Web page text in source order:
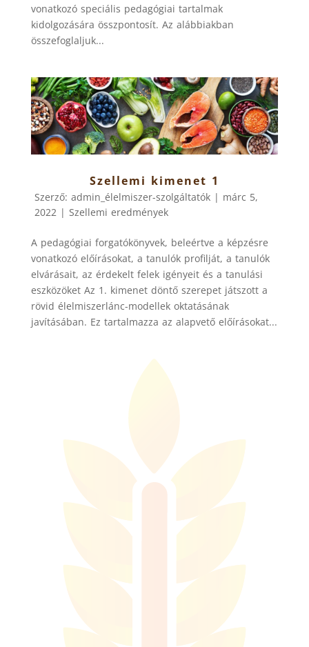
vonatkozó speciális pedagógiai tartalmak
kidolgozására összpontosít. Az alábbiakban
összefoglaljuk...
Szellemi kimenet 1
Szerző: admin_élelmiszer-szolgáltatók| márc 5,
2022| Szellemi eredmények
A pedagógiai forgatókönyvek, beleértve a képzésre
vonatkozó előírásokat, a tanulók profilját, a tanulók
elvárásait, az érdekelt felek igényeit és a tanulási
eszközöket Az 1. kimenet döntő szerepet játszott a
rövid élelmiszerlánc-modellek oktatásának
javításában. Ez tartalmazza az alapvető előírásokat...